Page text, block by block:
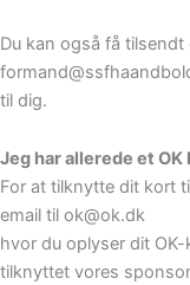
Du kan også få
til dig.
Jeg har allerede et
For at tilknytte dit kort
email til ok@ok.dk
hvor du oplyser dit
tilknyttet vores